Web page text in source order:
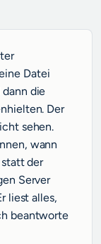
Datei
die
Der
sehen.
wann
der
Server
liest alles,
beantworte